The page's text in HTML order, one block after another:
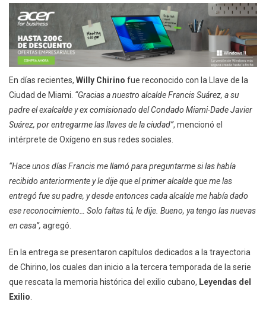
En días recientes, Willy Chirino fue reconocido con la Llave de la
Ciudad de Miami. “Gracias a nuestro alcalde Francis Suárez, a su
padre el exalcalde y ex comisionado del Condado Miami-Dade Javier
Suárez, por entregarme las llaves de la ciudad”, mencionó el
intérprete de Oxígeno en sus redes sociales.
“Hace unos días Francis me llamó para preguntarme si las había
recibido anteriormente y le dije que el primer alcalde que me las
entregó fue su padre, y desde entonces cada alcalde me había dado
ese reconocimiento… Solo faltas tú, le dije. Bueno, ya tengo las nuevas
en casa”, agregó.
En la entrega se presentaron capítulos dedicados a la trayectoria
de Chirino, los cuales dan inicio a la tercera temporada de la serie
que rescata la memoria histórica del exilio cubano, Leyendas del
Exilio